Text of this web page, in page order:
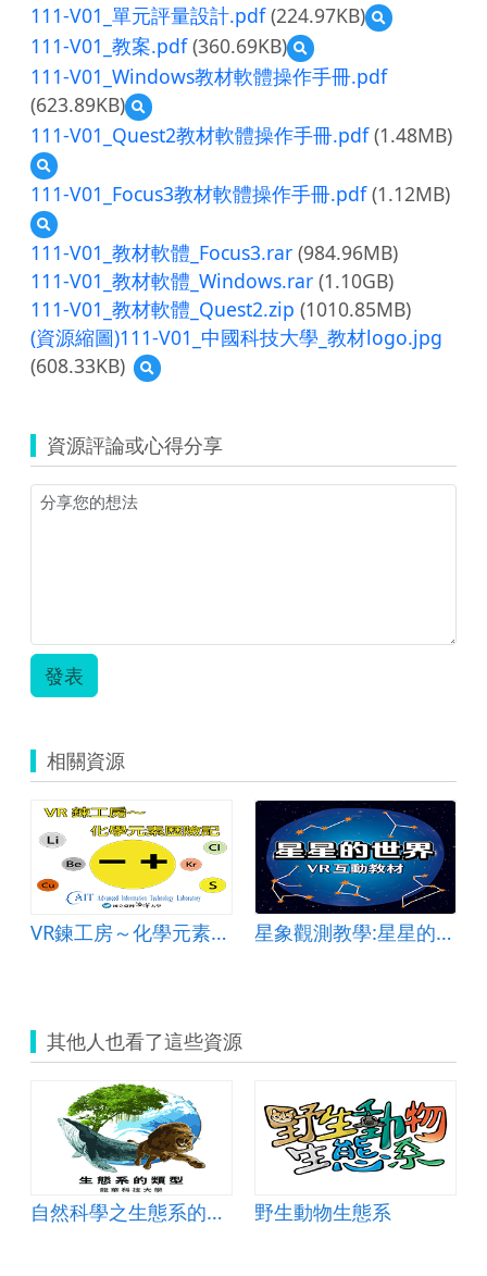
111-V01_單元評量設計.pdf(224.97KB)
預
覽
V01_
評
計.pdf
111-V01_教案.pdf(360.69KB)
預
覽
111-
教
案.pdf
111-V01_Windows教材軟體操作手冊.pdf
(623.89KB)
預
覽
111-
教
體
操
作
手
冊.pdf
111-V01_Quest2教材軟體操作手冊.pdf(1.48MB)
預
覽
111-
V01_Quest2
教
軟
體
操
作
手
111-V01_Focus3教材軟體操作手冊.pdf(1.12MB)
預
覽
111-
V01_Focus3
教
材
軟
體
冊.pdf
111-V01_教材軟體_Focus3.rar (984.96MB)
111-V01_教材軟體_Windows.rar (1.10GB)
111-V01_教材軟體_Quest2.zip (1010.85MB)
(資源縮圖)111-V01_中國科技大學_教材logo.jpg
(608.33KB)
預
覽
縮
圖)111-
V01_
資源評論或心得分享
發表
相關資源
VR鍊工房～化學元素歷險記 星象觀測教學:星星的世界
其他人也看了這些資源
自然科學之生態系的類型 野生動物生態系